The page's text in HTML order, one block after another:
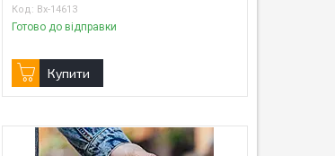
Bx-14613
Готово до відправки
Купити